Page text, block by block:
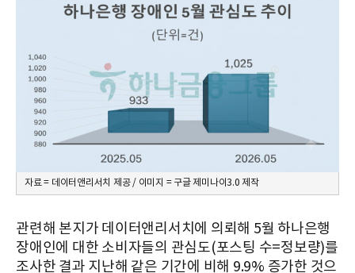
자료 = 데이터앤리서치 제공 / 이미지 = 구글 제미나이3.0 제작
관련해 본지가 데이터앤리서치에 의뢰해 5월 하나은행
장애인에 대한 소비자들의 관심도(포스팅 수=정보량)를
조사한 결과 지난해 같은 기간에 비해 9.9% 증가한 것으